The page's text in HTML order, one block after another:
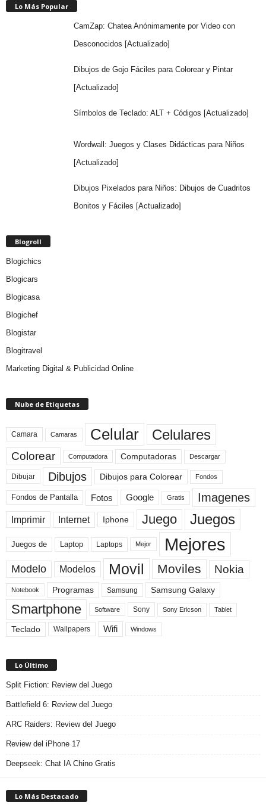
Lo Más Popular
CamZap: Chatea Anónimamente por Video con
Desconocidos [Actualizado]
Dibujos de Gojo Fáciles para Colorear y Pintar
[Actualizado]
Símbolos de Teclado: ALT + Códigos [Actualizado]
Wordwall: Juegos y Clases Didácticas para Niños
[Actualizado]
Dibujos Pixelados para Niños: Dibujos de Cuadritos
Bonitos y Fáciles [Actualizado]
Blogroll
Blogichics
Blogicars
Blogicasa
Blogichef
Blogistar
Blogitravel
Marketing Digital & Publicidad Online
Nube de Etiquetas
Camara Camaras Celular Celulares
Colorear Computadora Computadoras Descargar
Dibujar Dibujos Dibujos para Colorear Fondos
Fondos de Pantalla Fotos Google Gratis Imagenes
Imprimir Internet Iphone Juego Juegos
Juegos de Laptop Laptops Mejor Mejores
Modelo Modelos Movil Moviles Nokia
Notebook Programas Samsung Samsung Galaxy
Smartphone Software Sony Sony Ericson Tablet
Teclado Wallpapers Wifi Windows
Lo Último
Split Fiction: Review del Juego
Battlefield 6: Review del Juego
ARC Raiders: Review del Juego
Review del iPhone 17
Deepseek: Chat IA Chino Gratis
Lo Más Destacado